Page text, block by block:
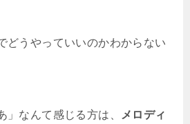
どうやっていいのかわからない
」なんて感じる方は、
メロディ